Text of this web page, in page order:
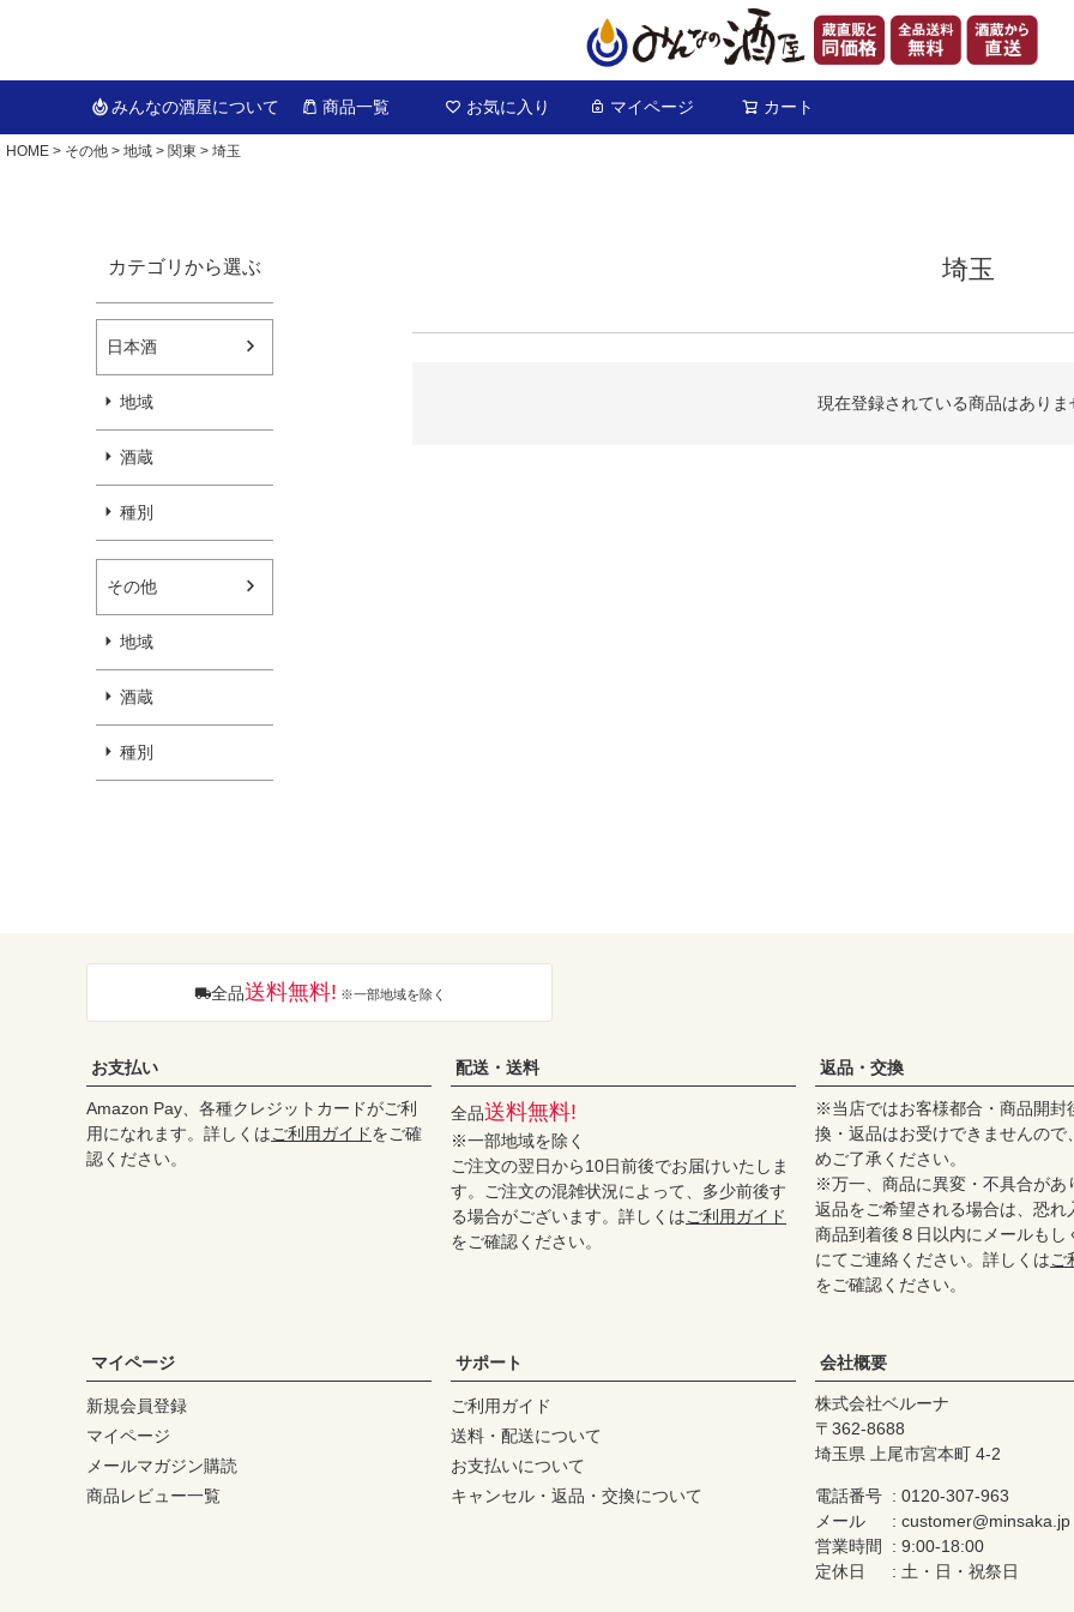
みんなの酒屋について 商品一覧 お気に入り マイページ カート
HOME その他 地域 関東 埼玉
カテゴリから選ぶ
日本酒
地域
酒蔵
種別
その他
地域
酒蔵
種別
埼玉
現在登録されている商品はありま
全品送料無料! ※一部地域を除く
お支払い
Amazon Pay、各種クレジットカードがご利
用になれます。詳しくはご利用ガイドをご確
認ください。
配送・送料
全品送料無料!
※一部地域を除く
ご注文の翌日から10日前後でお届けいたしま
す。ご注文の混雑状況によって、多少前後す
る場合がございます。詳しくはご利用ガイド
をご確認ください。
返品・交換
※当店ではお客様都合・商品開封
換・返品はお受けできませんので
めご了承ください。
※万一、商品に異変・不具合があ
返品をご希望される場合は、恐れ
商品到着後８日以内にメールもし
にてご連絡ください。詳しくはご
をご確認ください。
マイページ
新規会員登録
マイページ
メールマガジン購読
商品レビュー一覧
サポート
ご利用ガイド
送料・配送について
お支払いについて
キャンセル・返品・交換について
会社概要
株式会社ベルーナ
362-8688
埼玉県 上尾市宮本町 4-2
電話番号
0120-307-963
メール
customer@minsaka.jp
営業時間
9:00-18:00
定休日
土・日・祝祭日